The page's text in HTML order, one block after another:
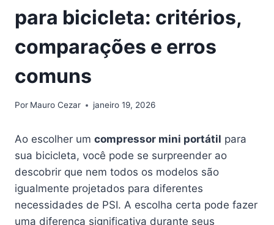
para bicicleta: critérios,
comparações e erros
comuns
Por Mauro Cezar janeiro 19, 2026
Ao escolher um compressor mini portátil para
sua bicicleta, você pode se surpreender ao
descobrir que nem todos os modelos são
igualmente projetados para diferentes
necessidades de PSI. A escolha certa pode fazer
uma diferença significativa durante seus